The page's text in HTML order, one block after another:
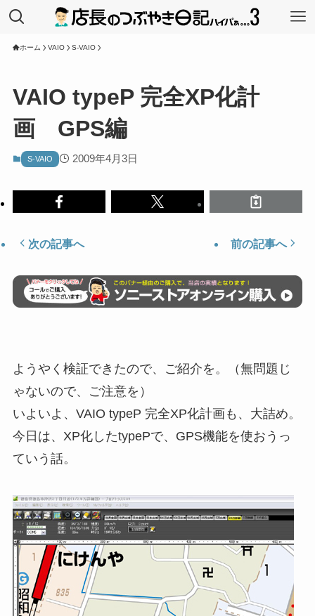
ホーム VAIO S-VAIO
VAIO typeP 完全XP化計
画 GPS編
S-VAIO 2009年4月3日
次の記事へ 前の記事へ
ようやく検証できたので、ご紹介を。（無問題じ
ゃないので、ご注意を）
いよいよ、VAIO typeP 完全XP化計画も、大詰め。
今日は、XP化したtypePで、GPS機能を使おうっ
ていう話。